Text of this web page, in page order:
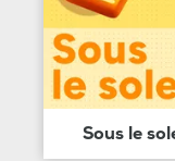
Sous le